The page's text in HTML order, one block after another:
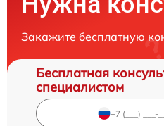
Закажите бесплатную
Бесплатная
специалистом